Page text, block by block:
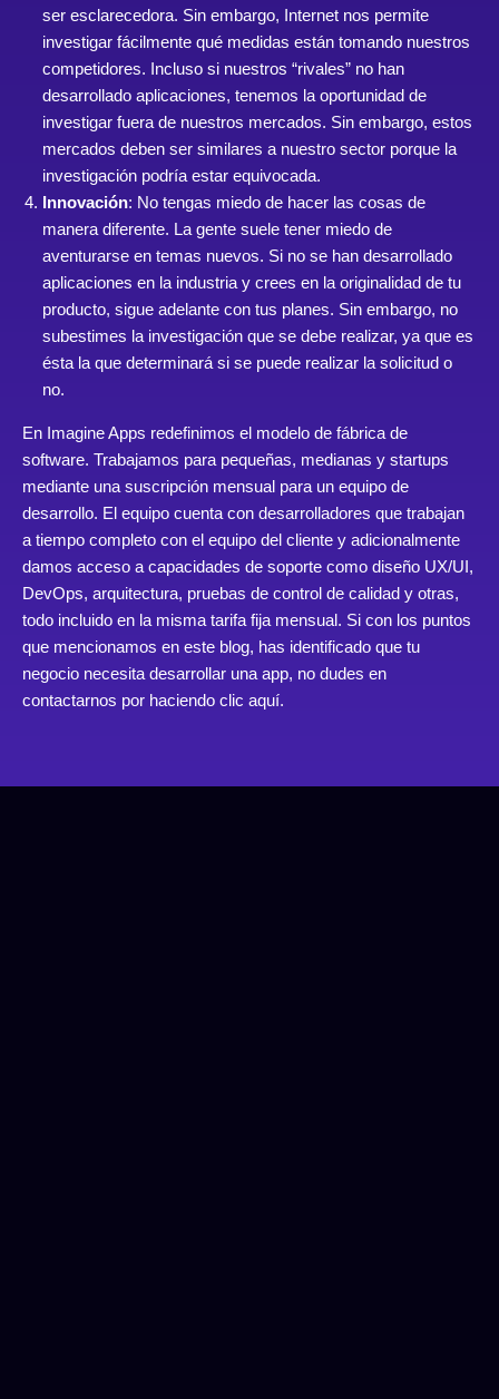
ser esclarecedora. Sin embargo, Internet nos permite
investigar fácilmente qué medidas están tomando nuestros
competidores. Incluso si nuestros “rivales” no han
desarrollado aplicaciones, tenemos la oportunidad de
investigar fuera de nuestros mercados. Sin embargo, estos
mercados deben ser similares a nuestro sector porque la
investigación podría estar equivocada.
Innovación: No tengas miedo de hacer las cosas de
manera diferente. La gente suele tener miedo de
aventurarse en temas nuevos. Si no se han desarrollado
aplicaciones en la industria y crees en la originalidad de tu
producto, sigue adelante con tus planes. Sin embargo, no
subestimes la investigación que se debe realizar, ya que es
ésta la que determinará si se puede realizar la solicitud o
no.
En Imagine Apps redefinimos el modelo de fábrica de
software. Trabajamos para pequeñas, medianas y startups
mediante una suscripción mensual para un equipo de
desarrollo. El equipo cuenta con desarrolladores que trabajan
a tiempo completo con el equipo del cliente y adicionalmente
damos acceso a capacidades de soporte como diseño UX/UI,
DevOps, arquitectura, pruebas de control de calidad y otras,
todo incluido en la misma tarifa fija mensual. Si con los puntos
que mencionamos en este blog, has identificado que tu
negocio necesita desarrollar una app, no dudes en
contactarnos por haciendo clic aquí.